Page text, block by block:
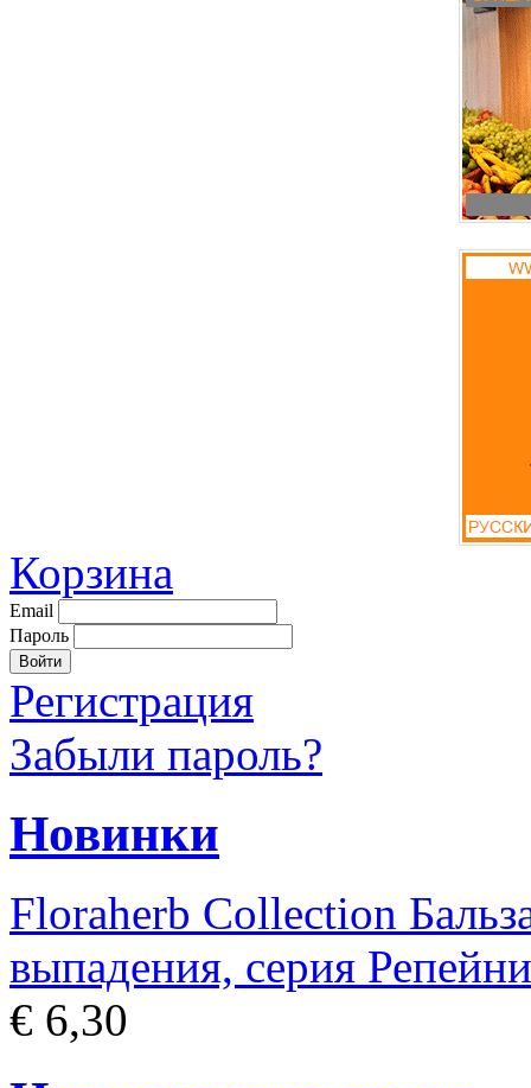
Корзина
Email
Пароль
Регистрация
Забыли пароль?
Новинки
Floraherb Collection
выпадения, серия
€ 6,30